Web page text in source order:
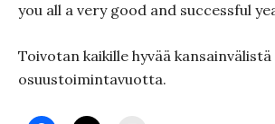
you all a very good and successful
Toivotan kaikille hyvää kansainvälistä
osuustoimintavuotta.